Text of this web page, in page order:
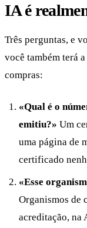
IA é
Três perguntas, e
você também terá
compras:
«Qual é o
emitiu?» Um
uma página de
certificado
«Esse
Organismos de
acreditação, na